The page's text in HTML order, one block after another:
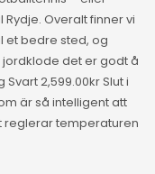
Overalt finner vi
et bedre sted, og
det er godt å
2,599.00kr Slut i
är så intelligent att
reglerar temperaturen